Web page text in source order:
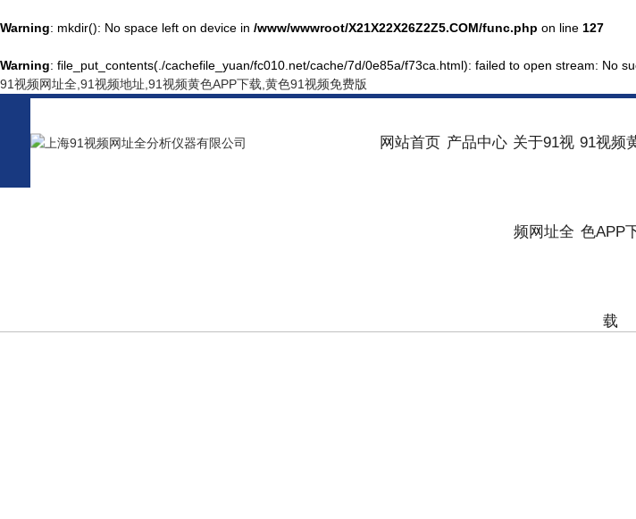
Warning: mkdir(): No space left on device in /www/wwwroot/X21X22X26Z2Z5.COM/func.php on line 127
Warning: file_put_contents(./cachefile_yuan/fc010.net/cache/7d/0e85a/f73ca.html): failed to open stream: No
91视频网址全,91视频地址,91视频黄色APP下载,黄色91视频免费版
网站首页 产品中心 关于91视
频网址全
91视频
色APP
载